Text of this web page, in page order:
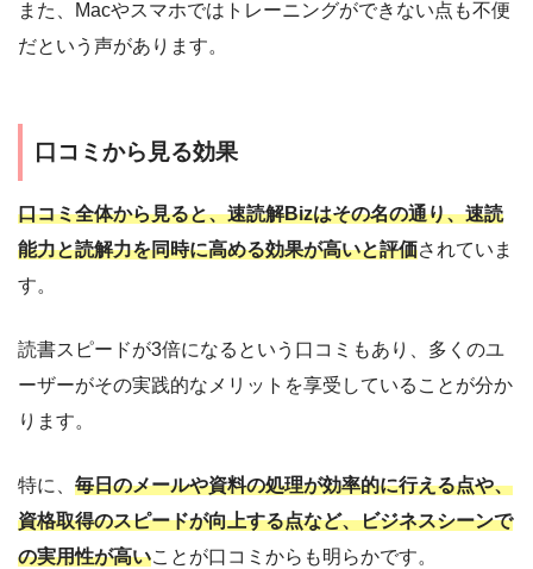
また、Macやスマホではトレーニングができない点も不便
だという声があります。
口コミから見る効果
口コミ全体から見ると、速読解Bizはその名の通り、速読
能力と読解力を同時に高める効果が高いと評価されていま
す。
読書スピードが3倍になるという口コミもあり、多くのユ
ーザーがその実践的なメリットを享受していることが分か
ります。
特に、 毎日のメールや資料の処理が効率的に行える点や、
資格取得のスピードが向上する点など、ビジネスシーンで
の実用性が高いことが口コミからも明らかです。